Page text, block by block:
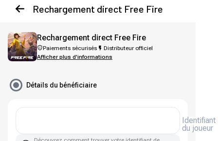
Noté 4,45 sur Google Play et l'App Store
Les meilleures offres pour vos meilleurs jeux
Noté 4,45 sur Google Play et l'App Store
Rechargement direct Free Fire
Rechargement direct Free Fire
Paiements sécurisés
Distributeur officiel
Afficher plus d'informations
Détails du bénéficiaire
Identifiant
du joueur